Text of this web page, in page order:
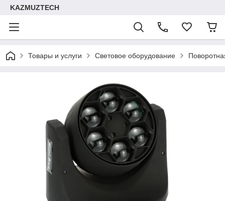
KAZMUZTECH
Товары и услуги Световое оборудование